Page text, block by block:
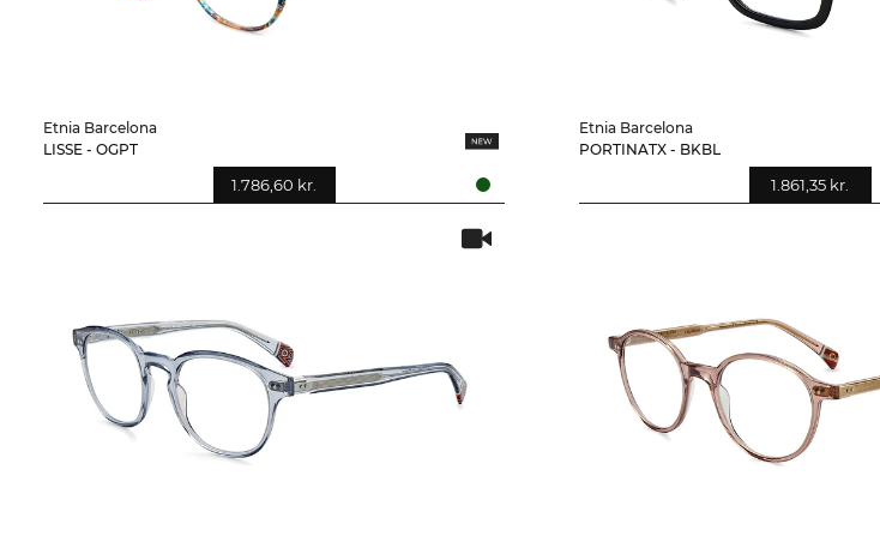
Etnia Barcelona
LISSE - OGPT
1.786,60 kr.
Etnia Barcelona
PORTINATX - BKBL
1.861,35 kr.